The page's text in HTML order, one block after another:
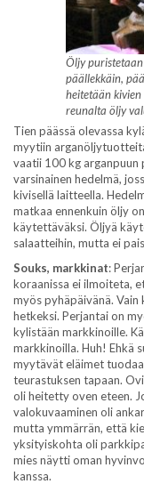
Öljy
päällekkäin,
heitetään
reunalta öljy
Tien päässä olevassa
myytiin
vaatii 100 kg arganpuun
varsinainen hedelmä,
kivisellä laitteella.
matkaa ennenkuin öljy
käytettäväksi. Öljyä
salaatteihin, mutta ei
Souks, markkinat:
koraanissa ei ilmoiteta,
myös pyhäpäivänä.
hetkeksi. Perjantai on
kylistään markkinoille.
markkinoilla. Huh! Ehkä
myytävät eläimet
teurastuksen tapaan.
oli heitetty oven eteen.
valokuvaaminen oli
mutta ymmärrän, että
yksityiskohta oli
mies näytti oman
kanssa.